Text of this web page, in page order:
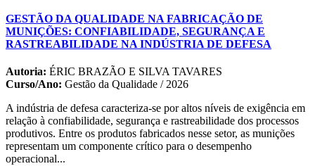
GESTÃO DA QUALIDADE NA FABRICAÇÃO DE
MUNIÇÕES: CONFIABILIDADE, SEGURANÇA E
RASTREABILIDADE NA INDÚSTRIA DE DEFESA
Autoria: ÉRIC BRAZÃO E SILVA TAVARES
Curso/Ano: Gestão da Qualidade / 2026
A indústria de defesa caracteriza-se por altos níveis de exigência em
relação à confiabilidade, segurança e rastreabilidade dos processos
produtivos. Entre os produtos fabricados nesse setor, as munições
representam um componente crítico para o desempenho
operacional...